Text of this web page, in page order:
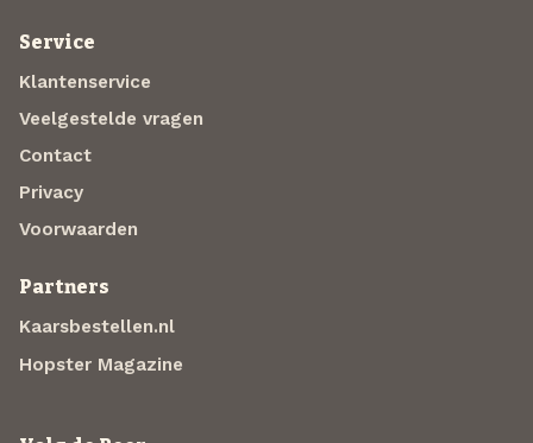
Service
Klantenservice
Veelgestelde vragen
Contact
Privacy
Voorwaarden
Partners
Kaarsbestellen.nl
Hopster Magazine